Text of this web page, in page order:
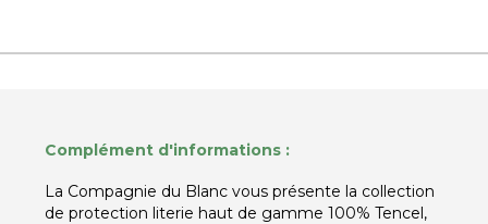
Complément d'informations :
La Compagnie du Blanc vous présente la collection
de protection literie haut de gamme 100% Tencel,